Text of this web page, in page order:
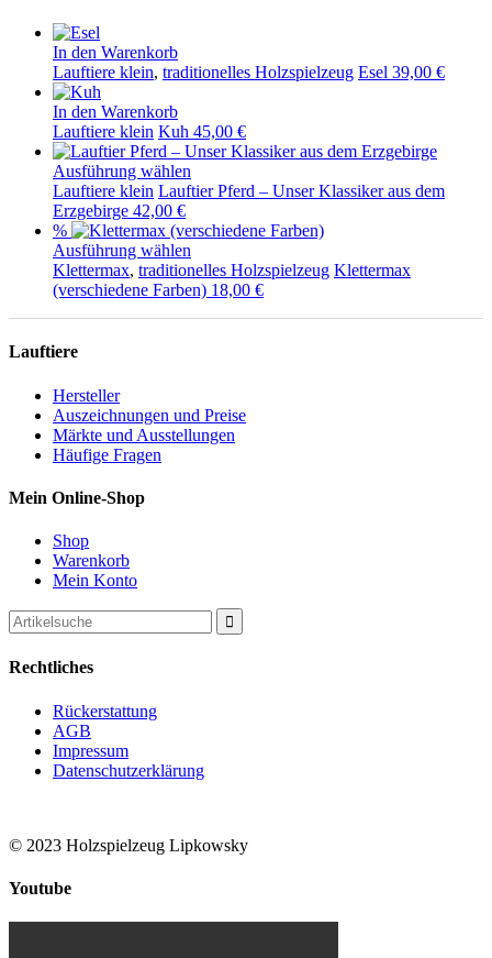
In den Warenkorb
Lauftiere klein, traditionelles Holzspielzeug Esel 39,00 €
In den Warenkorb
Lauftiere klein Kuh 45,00 €
Ausführung wählen
Dieses
Produkt
weist
mehrere
Varianten
auf.
können
der
Produktseite
gewählt
werden
Lauftiere klein Lauftier Pferd – Unser Klassiker aus dem
Erzgebirge 42,00 €
%
Ausführung wählen
Dieses
Produkt
Varianten
Die
Optionen
können
auf
der
Produktseite
gewählt
Klettermax, traditionelles Holzspielzeug Klettermax
(verschiedene Farben) 18,00 €
Lauftiere
Hersteller
Auszeichnungen und Preise
Märkte und Ausstellungen
Häufige Fragen
Mein Online-Shop
Shop
Warenkorb
Mein Konto
Search
for:
Rechtliches
Rückerstattung
AGB
Impressum
Datenschutzerklärung
© 2023 Holzspielzeug Lipkowsky
Youtube